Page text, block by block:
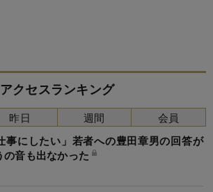
アクセスランキング
事にしたい」若者への豊田章男の回答が
音も出なかった
昨日 週間 会員